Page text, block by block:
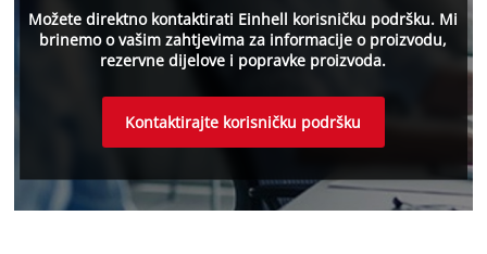
Možete direktno kontaktirati Einhell korisničku podršku. Mi
brinemo o vašim zahtjevima za informacije o proizvodu,
rezervne dijelove i popravke proizvoda.
Kontaktirajte korisničku podršku